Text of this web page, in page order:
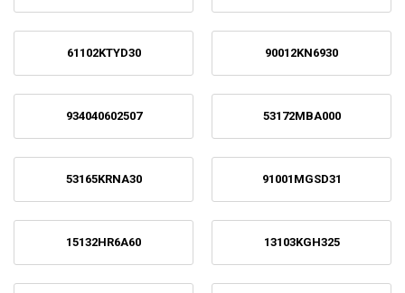
61102KTYD30 90012KN6930
934040602507 53172MBA000
53165KRNA30 91001MGSD31
15132HR6A60 13103KGH325